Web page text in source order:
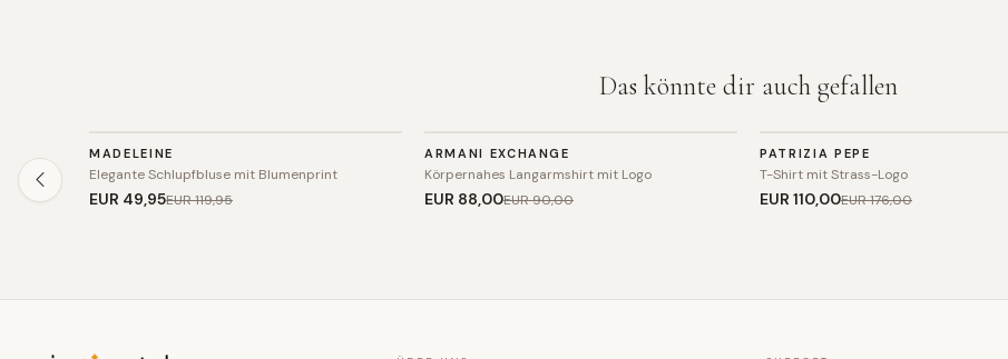
Das könnte dir auch gefallen
SALE
MADELEINE
Elegante Schlupfbluse mit Blumenprint
EUR 49,95EUR 119,95
SALE
ARMANI EXCHANGE
Körpernahes Langarmshirt mit Logo
EUR 88,00EUR 90,00
SALE
PATRIZIA PEPE
T-Shirt mit Strass-Logo
EUR 110,00EUR 176,00